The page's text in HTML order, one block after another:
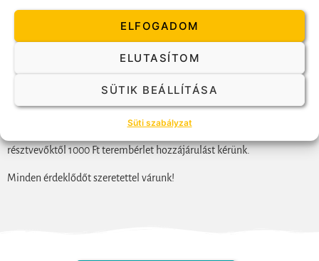
ELFOGADOM
ELUTASÍTOM
SÜTIK BEÁLLÍTÁSA
Süti szabályzat
Ennek érdekében szervezzük ezt az alkalmat, hogy együtt, nyitott
csoportban, egymásra figyelve, meghallgatva és reagálva egymásra,
mondjátok el, Ti hogyan látjátok ezt a kérdést.
Az est helyszíne: Anahata Központ Budapest, 7. kerület Hernád utca
Házigazda: Mondok Árpád
résztvevőktől 1000 Ft terembérlet hozzájárulást kérünk.
Minden érdeklődőt szeretettel várunk!